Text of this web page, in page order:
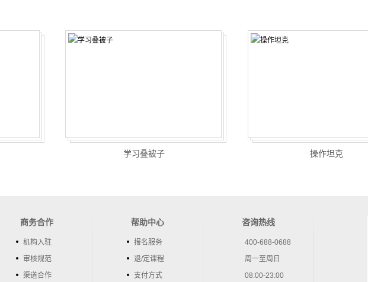
学习叠被子 操作坦克
商务合作
机构入驻
审核规范
渠道合作
帮助中心
报名服务
退/定课程
支付方式
咨询热线
400-688-0688
周一至周日
08:00-23:00